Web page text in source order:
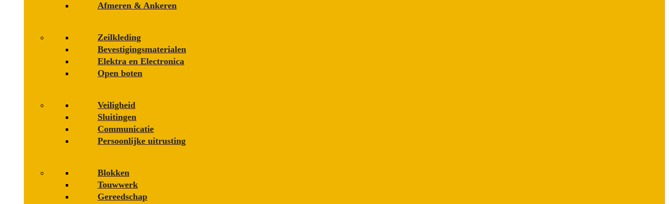
Afmeren & Ankeren
Zeilkleding
Bevestigings­­materialen
Elektra en Electronica
Open boten
Veiligheid
Sluitingen
Communicatie
Persoonlijke uitrusting
Blokken
Touwwerk
Gereedschap